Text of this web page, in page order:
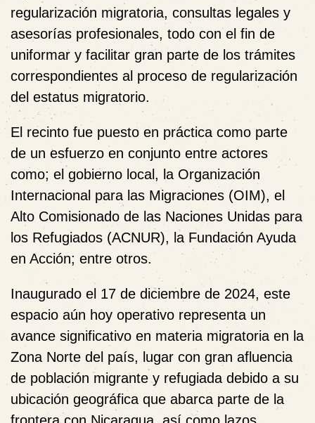
regularización migratoria, consultas legales y
asesorías profesionales, todo con el fin de
uniformar y facilitar gran parte de los trámites
correspondientes al proceso de regularización
del estatus migratorio.
El recinto fue puesto en práctica como parte
de un esfuerzo en conjunto entre actores
como; el gobierno local, la Organización
Internacional para las Migraciones (OIM), el
Alto Comisionado de las Naciones Unidas para
los Refugiados (ACNUR), la Fundación Ayuda
en Acción; entre otros.
Inaugurado el 17 de diciembre de 2024, este
espacio aún hoy operativo representa un
avance significativo en materia migratoria en la
Zona Norte del país, lugar con gran afluencia
de población migrante y refugiada debido a su
ubicación geográfica que abarca parte de la
frontera con Nicaragua, así como lazos